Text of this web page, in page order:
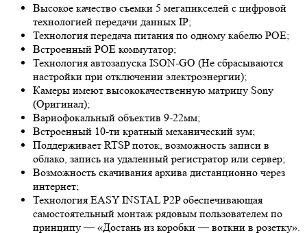
Высокое качество съемки 5 мегапикселей с цифровой
технологией передачи данных IP;
Технология передача питания по одному кабелю POE;
Встроенный POE коммутатор;
Технология автозапуска ISON-GO (Не сбрасываются
настройки при отключении электроэнергии);
Камеры имеют высококачественную матрицу Sony
(Оригинал);
Вариофокальный объектив 9-22мм;
Встроенный 10-ти кратный механический зум;
Поддерживает RTSP поток, возможность записи в
облако, запись на удаленный регистратор или сервер;
Возможность скачивания архива дистанционно через
интернет;
Технология EASY INSTAL P2P обеспечивающая
самостоятельный монтаж рядовым пользователем по
принципу — «Достань из коробки — воткни в розетку».